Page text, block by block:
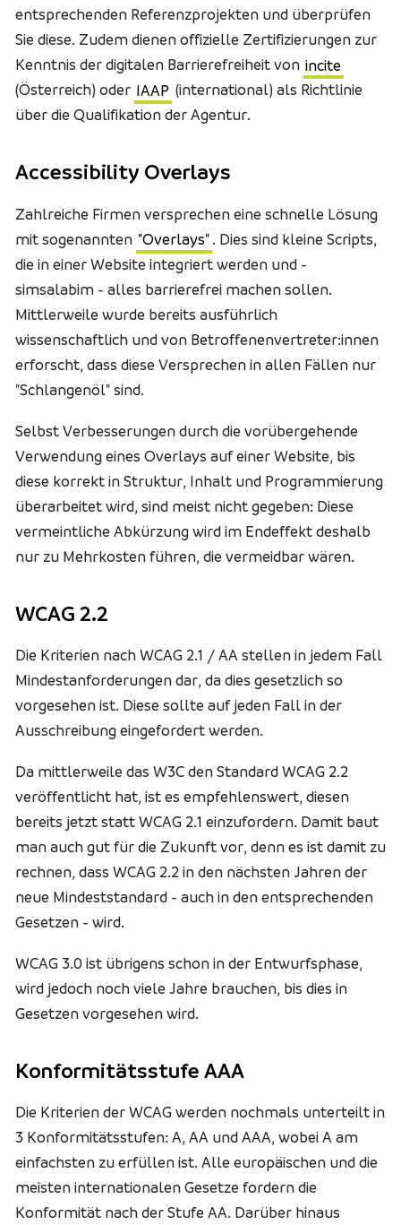
entsprechenden Referenzprojekten und überprüfen
Sie diese. Zudem dienen offizielle Zertifizierungen zur
Kenntnis der digitalen Barrierefreiheit von incite
(Österreich) oder IAAP (international) als Richtlinie
über die Qualifikation der Agentur.
Accessibility Overlays
Zahlreiche Firmen versprechen eine schnelle Lösung
mit sogenannten "Overlays". Dies sind kleine Scripts,
die in einer Website integriert werden und -
simsalabim - alles barrierefrei machen sollen.
Mittlerweile wurde bereits ausführlich
wissenschaftlich und von Betroffenenvertreter:innen
erforscht, dass diese Versprechen in allen Fällen nur
"Schlangenöl" sind.
Selbst Verbesserungen durch die vorübergehende
Verwendung eines Overlays auf einer Website, bis
diese korrekt in Struktur, Inhalt und Programmierung
überarbeitet wird, sind meist nicht gegeben: Diese
vermeintliche Abkürzung wird im Endeffekt deshalb
nur zu Mehrkosten führen, die vermeidbar wären.
WCAG 2.2
Die Kriterien nach WCAG 2.1 / AA stellen in jedem Fall
Mindestanforderungen dar, da dies gesetzlich so
vorgesehen ist. Diese sollte auf jeden Fall in der
Ausschreibung eingefordert werden.
Da mittlerweile das W3C den Standard WCAG 2.2
veröffentlicht hat, ist es empfehlenswert, diesen
bereits jetzt statt WCAG 2.1 einzufordern. Damit baut
man auch gut für die Zukunft vor, denn es ist damit zu
rechnen, dass WCAG 2.2 in den nächsten Jahren der
neue Mindeststandard - auch in den entsprechenden
Gesetzen - wird.
WCAG 3.0 ist übrigens schon in der Entwurfsphase,
wird jedoch noch viele Jahre brauchen, bis dies in
Gesetzen vorgesehen wird.
Konformitätsstufe AAA
Die Kriterien der WCAG werden nochmals unterteilt in
3 Konformitätsstufen: A, AA und AAA, wobei A am
einfachsten zu erfüllen ist. Alle europäischen und die
meisten internationalen Gesetze fordern die
Konformität nach der Stufe AA. Darüber hinaus